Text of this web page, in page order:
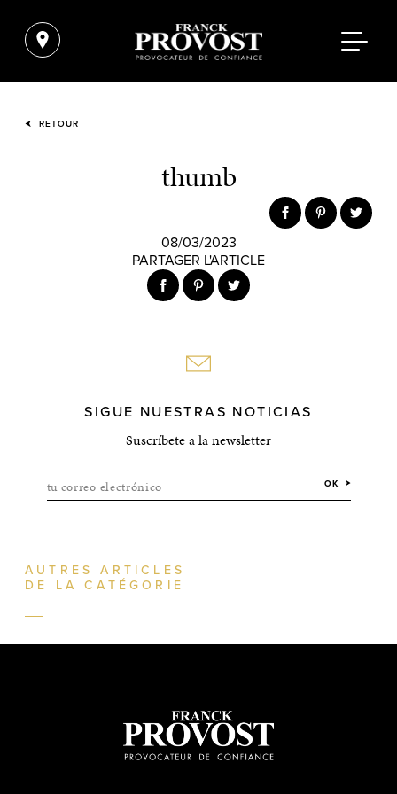
RETOUR
thumb
08/03/2023
PARTAGER L'ARTICLE
SIGUE NUESTRAS NOTICIAS
Suscríbete a la newsletter
tu correo electrónico OK
AUTRES ARTICLES
DE LA CATÉGORIE